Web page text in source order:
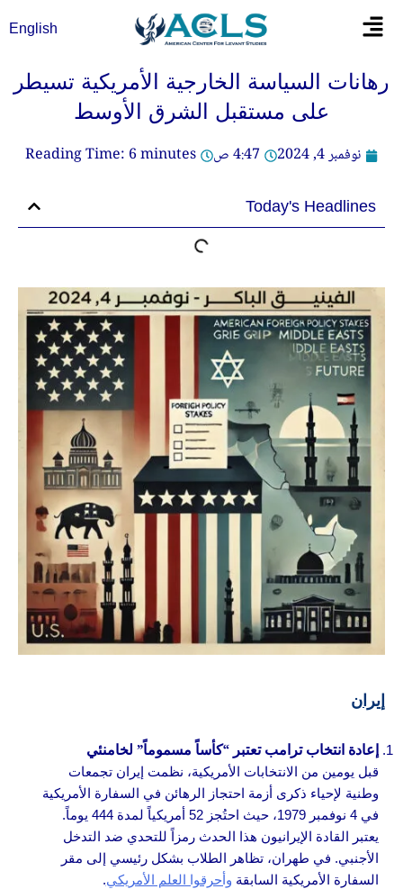
Flyout
English
رهانات السياسة الخارجية الأمريكية تسيطر
على مستقبل الشرق الأوسط
نوفمبر 4, 2024
4:47 ص Reading Time: 6minutes
Today's Headlines
إيران
إعادة انتخاب ترامب تعتبر “كأساً مسموماً” لخامنئي
قبل يومين من الانتخابات الأمريكية، نظمت إيران تجمعات
وطنية لإحياء ذكرى أزمة احتجاز الرهائن في السفارة الأمريكية
في 4 نوفمبر 1979، حيث احتُجز 52 أمريكياً لمدة 444 يوماً.
يعتبر القادة الإيرانيون هذا الحدث رمزاً للتحدي ضد التدخل
الأجنبي. في طهران، تظاهر الطلاب بشكل رئيسي إلى مقر
السفارة الأمريكية السابقة وأحرقوا العلم الأمريكي.